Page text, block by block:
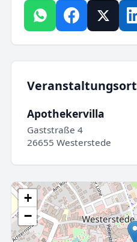
Veranstaltungsort
Apothekervilla
Gaststraße 4
26655 Westerstede
+
−